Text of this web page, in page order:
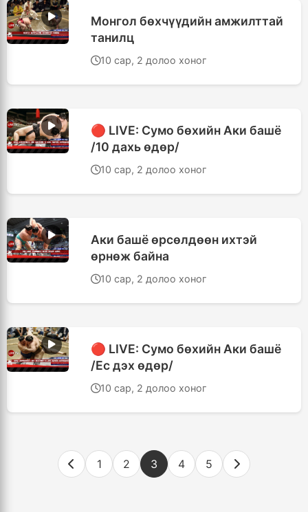
Монгол бөхчүүдийн амжилттай
танилц
10 сар, 2 долоо хоног
🔴 LIVE: Сумо бөхийн Аки башё
/10 дахь өдөр/
10 сар, 2 долоо хоног
Аки башё өрсөлдөөн ихтэй
өрнөж байна
10 сар, 2 долоо хоног
🔴 LIVE: Сумо бөхийн Аки башё
/Ес дэх өдөр/
10 сар, 2 долоо хоног
1 2 3 4 5